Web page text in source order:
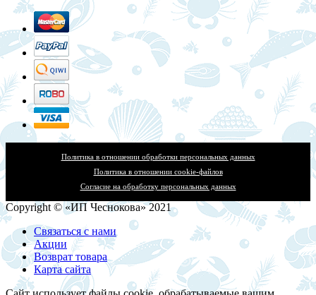
Политика в отношении обработки персональных данных
Политика в отношении cookie-файлов
Согласие на обработку персональных данных
Copyright © «ИП Чеснокова» 2021
Связаться с нами
Акции
Возврат товара
Карта сайта